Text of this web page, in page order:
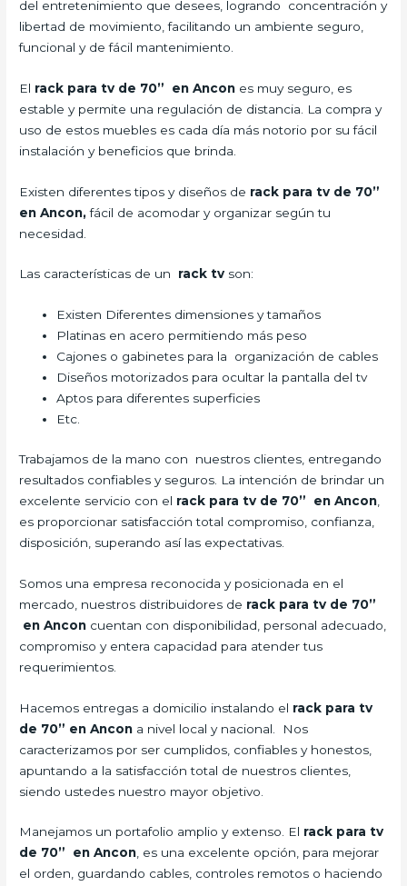
del entretenimiento que desees, logrando concentración y
libertad de movimiento, facilitando un ambiente seguro,
funcional y de fácil mantenimiento.
El rack para tv de 70” en Ancon es muy seguro, es
estable y permite una regulación de distancia. La compra y
uso de estos muebles es cada día más notorio por su fácil
instalación y beneficios que brinda.
Existen diferentes tipos y diseños de rack para tv de 70”
en Ancon,fácil de acomodar y organizar según tu
necesidad.
Las características de un rack tv son:
Existen Diferentes dimensiones y tamaños
Platinas en acero permitiendo más peso
Cajones o gabinetes para la organización de cables
Diseños motorizados para ocultar la pantalla del tv
Aptos para diferentes superficies
Etc.
Trabajamos de la mano con nuestros clientes, entregando
resultados confiables y seguros. La intención de brindar un
excelente servicio con el rack para tv de 70” en Ancon
es proporcionar satisfacción total compromiso, confianza,
disposición, superando así las expectativas.
Somos una empresa reconocida y posicionada en el
mercado, nuestros distribuidores de rack para tv de 70”
en Ancon cuentan con disponibilidad, personal adecuado,
compromiso y entera capacidad para atender tus
requerimientos.
Hacemos entregas a domicilio instalando el rack para tv
de 70” en Ancon a nivel local y nacional. Nos
caracterizamos por ser cumplidos, confiables y honestos,
apuntando a la satisfacción total de nuestros clientes,
siendo ustedes nuestro mayor objetivo.
Manejamos un portafolio amplio y extenso. El rack para tv
de 70” en Ancon, es una excelente opción, para mejorar
el orden, guardando cables, controles remotos o haciendo